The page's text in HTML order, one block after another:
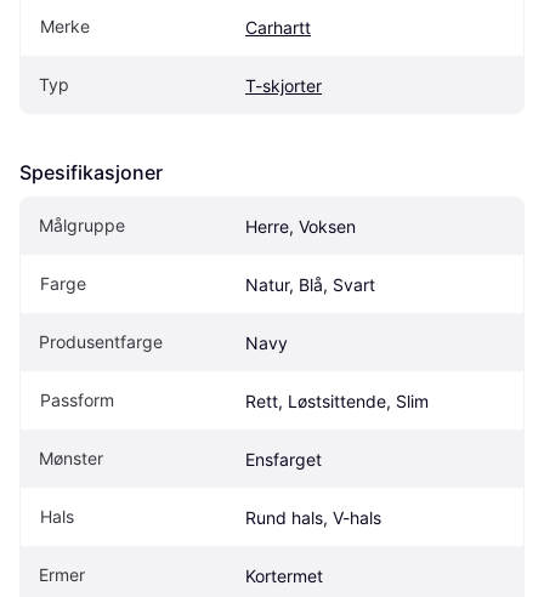
Merke Carhartt
Typ T-skjorter
Spesifikasjoner
Målgruppe Herre, Voksen
Farge Natur, Blå, Svart
Produsentfarge Navy
Passform Rett, Løstsittende, Slim
Mønster Ensfarget
Hals Rund hals, V-hals
Ermer Kortermet